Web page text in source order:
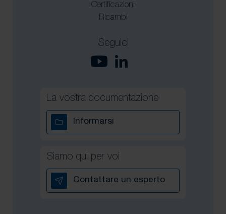
Certificazioni
Ricambi
Seguici
La vostra documentazione
Informarsi
Siamo qui per voi
Contattare un esperto